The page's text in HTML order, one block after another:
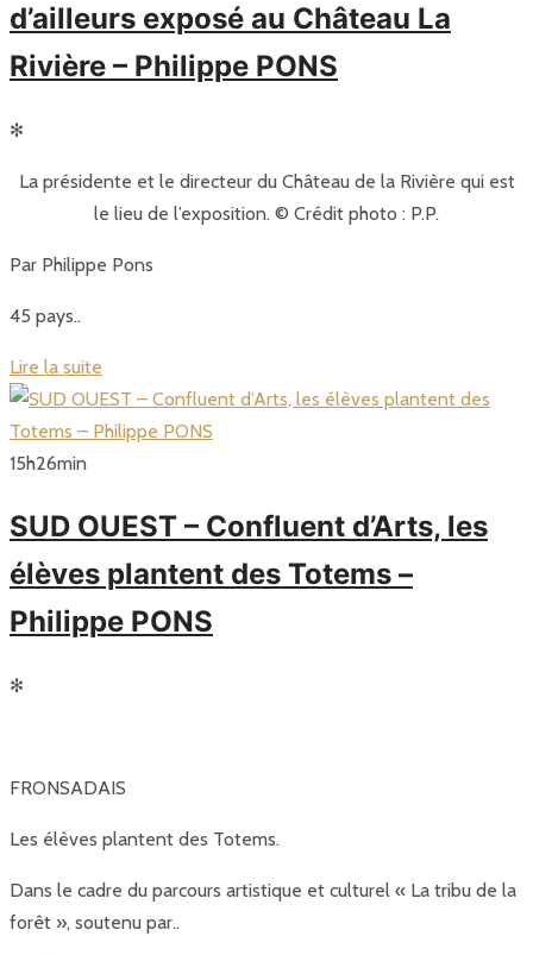
d’ailleurs exposé au Château La
Rivière – Philippe PONS
✻
La présidente et le directeur du Château de la Rivière qui est
le lieu de l’exposition. © Crédit photo : P.P.
Par Philippe Pons
45 pays..
Lire la suite
15h26min
SUD OUEST – Confluent d’Arts, les
élèves plantent des Totems –
Philippe PONS
✻
FRONSADAIS
Les élèves plantent des Totems.
Dans le cadre du parcours artistique et culturel « La tribu de la
forêt », soutenu par..